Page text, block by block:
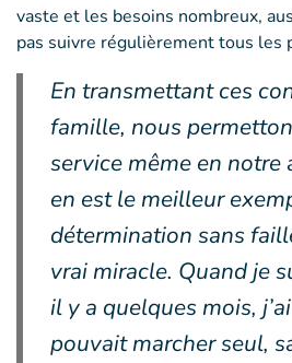
vaste et les besoins nombreux,
pas suivre régulièrement tous les
En transmettant ces
famille, nous
service même en notre
en est le meilleur
détermination sans
vrai miracle. Quand je
il y a quelques mois,
pouvait marcher seul,